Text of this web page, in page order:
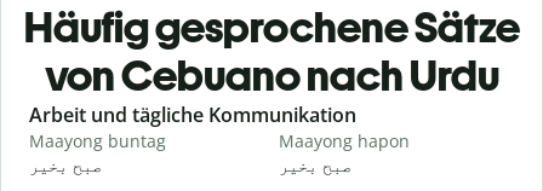
Häufig gesprochene Sätze
von Cebuano nach Urdu
Slide 1 of 6
Arbeit und tägliche Kommunikation
Maayong buntag
صبح بخیر
Maayong hapon
صبح بخیر